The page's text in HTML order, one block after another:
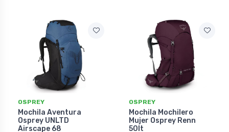
OSPREY
Mochila Aventura
Osprey UNLTD
Airscape 68
OSPREY
Mochila Mochilero
Mujer Osprey Renn
50lt